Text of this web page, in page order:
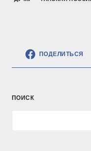
ПОДЕЛИТЬСЯ
ПОИСК